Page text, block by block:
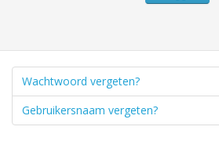
Wachtwoord vergeten?
Gebruikersnaam vergeten?